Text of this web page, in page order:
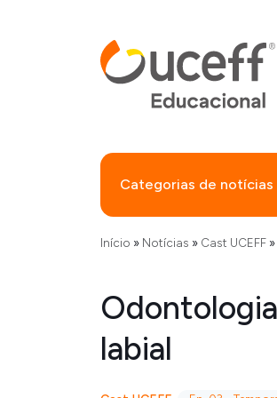
Categorias de notícias
Início » Notícias » Cast UCEFF»
labial